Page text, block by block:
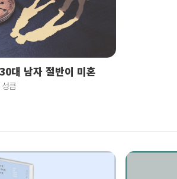
대 남자 절반이 미혼
큼